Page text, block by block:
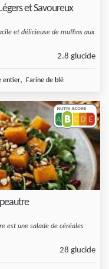
et Savoureux
et délicieuse de muffins aux
2.8 glucide
entier, Farine de blé
est une salade de céréales
28 glucide